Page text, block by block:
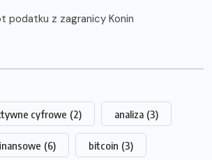
podatku z zagranicy Konin
cyfrowe (2) analiza (3)
(6) bitcoin (3)